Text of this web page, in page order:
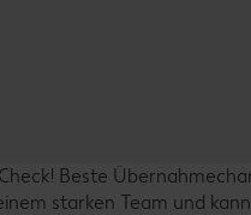
Beste
starken Team und